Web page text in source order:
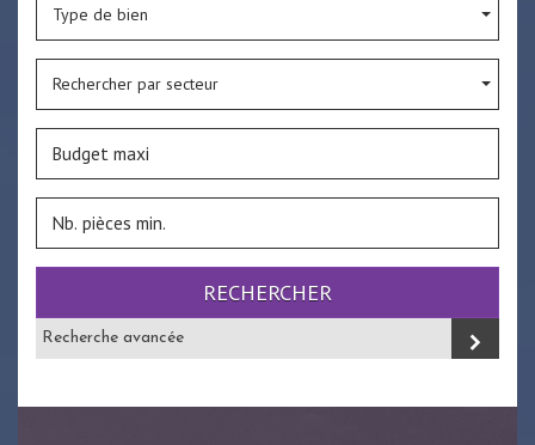
Type de bien
Rechercher par secteur
RECHERCHER
Recherche avancée